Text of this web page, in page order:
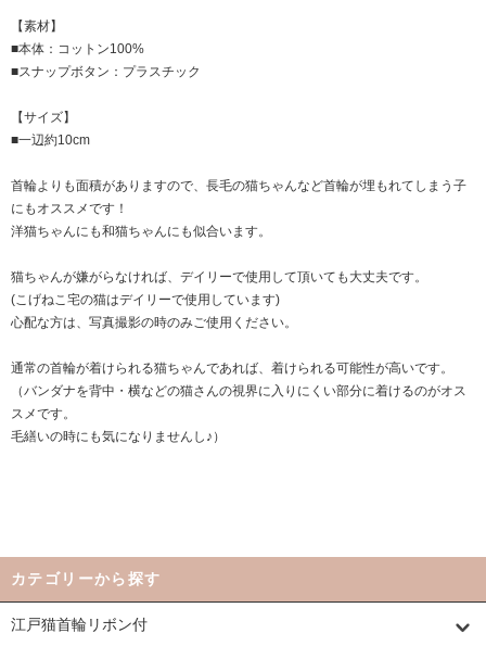
【素材】
■本体：コットン100%
■スナップボタン：プラスチック
【サイズ】
■一辺約10cm
首輪よりも面積がありますので、長毛の猫ちゃんなど首輪が埋もれてしまう子
にもオススメです！
洋猫ちゃんにも和猫ちゃんにも似合います。
猫ちゃんが嫌がらなければ、デイリーで使用して頂いても大丈夫です。
(こげねこ宅の猫はデイリーで使用しています)
心配な方は、写真撮影の時のみご使用ください。
通常の首輪が着けられる猫ちゃんであれば、着けられる可能性が高いです。
（バンダナを背中・横などの猫さんの視界に入りにくい部分に着けるのがオス
スメです。
毛繕いの時にも気になりませんし♪）
カテゴリーから探す
江戸猫首輪リボン付